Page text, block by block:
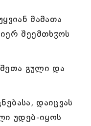
მამათა
შეემთხჳოს
გული და
დაიცვას
უდებ-იყოს